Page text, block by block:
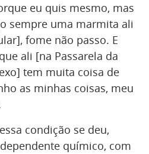
eu quis mesmo, mas
sempre uma marmita ali
fome não passo. E
ali [na Passarela da
tem muita coisa de
as minhas coisas, meu
condição se deu,
químico, com